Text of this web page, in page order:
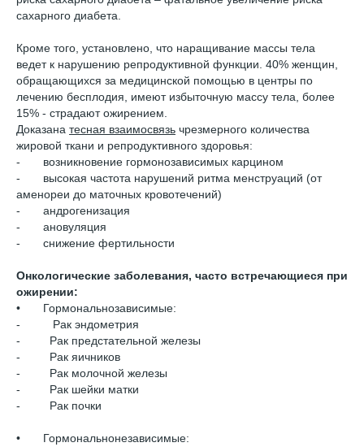
сахарного диабета.
Кроме того, установлено, что наращивание массы тела
ведет к нарушению репродуктивной функции. 40% женщин,
обращающихся за медицинской помощью в центры по
лечению бесплодия, имеют избыточную массу тела, более
15% - страдают ожирением.
Доказана тесная взаимосвязь чрезмерного количества
жировой ткани и репродуктивного здоровья:
- возникновение гормонозависимых карцином
- высокая частота нарушений ритма менструаций (от
аменореи до маточных кровотечений)
- андрогенизация
- ановуляция
- снижение фертильности
Онкологические заболевания, часто встречающиеся при
ожирении:
• Гормональнозависимые:
- Рак эндометрия
- Рак предстательной железы
- Рак яичников
- Рак молочной железы
- Рак шейки матки
- Рак почки
• Гормональнонезависимые: